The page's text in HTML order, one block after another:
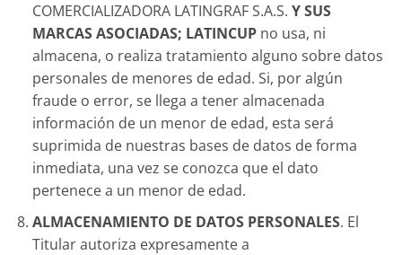
COMERCIALIZADORA LATINGRAF S.A.S. Y SUS
MARCAS ASOCIADAS; LATINCUPno usa, ni
almacena, o realiza tratamiento alguno sobre datos
personales de menores de edad. Si, por algún
fraude o error, se llega a tener almacenada
información de un menor de edad, esta será
suprimida de nuestras bases de datos de forma
inmediata, una vez se conozca que el dato
pertenece a un menor de edad.
ALMACENAMIENTO DE DATOS PERSONALES. El
Titular autoriza expresamente a